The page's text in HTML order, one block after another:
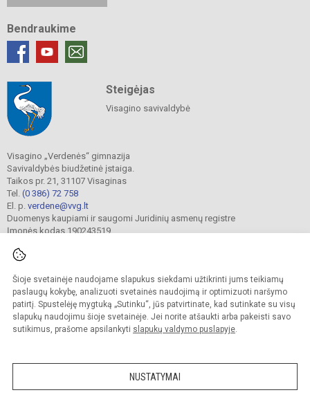
Šioje svetainėje naudojame slapukus siekdami užtikrinti jums teikiamų
paslaugų kokybę, analizuoti svetainės naudojimą ir optimizuoti naršymo
patirtį. Spustelėję mygtuką „Sutinku“, jūs patvirtinate, kad sutinkate su visų
slapukų naudojimu šioje svetainėje. Jei norite atšaukti arba pakeisti savo
sutikimus, prašome apsilankyti slapukų valdymo puslapyje.
NUSTATYMAI
Bendraukime
Steigėjas
Visagino savivaldybė
Visagino „Verdenės“ gimnazija
Savivaldybės biudžetinė įstaiga.
Taikos pr. 21, 31107 Visaginas
Tel. (0 386) 72 758
El. p. verdene@vvg.lt
Duomenys kaupiami ir saugomi Juridinių asmenų registre
Įmonės kodas 190243519
© 2022. Visagino „Verdenės“ gimnazija. Visos teisės saugomos.
Kopijuoti turinį be raštiško gimnazijos sutikimo griežtai draudžiama.
Versija neįgaliesiems Slapukų valdymas
Sumanus būdas atnaujinti